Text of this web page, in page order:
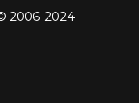
2006-2024